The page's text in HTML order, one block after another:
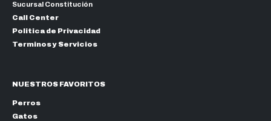
Sucursal Constitución
Call Center
Politica de Privacidad
Terminos y Servicios
NUESTROS FAVORITOS
Perros
Gatos